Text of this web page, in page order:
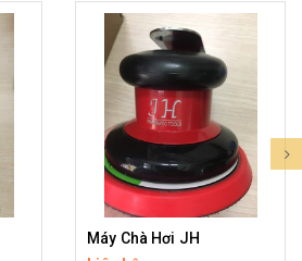
Máy Chà Hơi JH